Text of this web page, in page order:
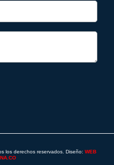
los derechos reservados. Diseño: WEB